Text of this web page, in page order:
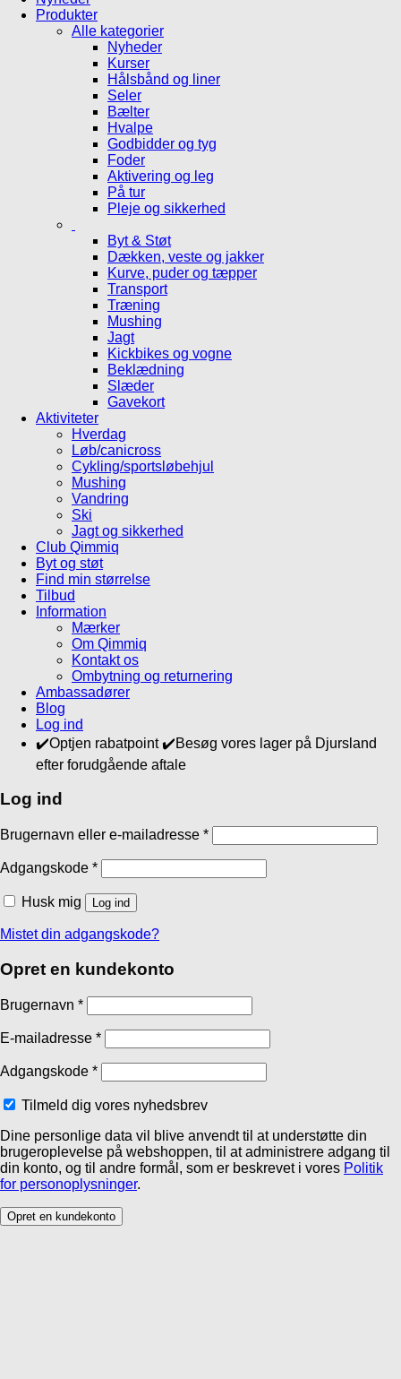
Produkter
Alle kategorier
Nyheder
Kurser
Hålsbånd og liner
Seler
Bælter
Hvalpe
Godbidder og tyg
Foder
Aktivering og leg
På tur
Pleje og sikkerhed
Byt & Støt
Dækken, veste og jakker
Kurve, puder og tæpper
Transport
Træning
Mushing
Jagt
Kickbikes og vogne
Beklædning
Slæder
Gavekort
Aktiviteter
Hverdag
Løb/canicross
Cykling/sportsløbehjul
Mushing
Vandring
Ski
Jagt og sikkerhed
Club Qimmiq
Byt og støt
Find min størrelse
Tilbud
Information
Mærker
Om Qimmiq
Kontakt os
Ombytning og returnering
Ambassadører
Blog
Log ind
✔️Optjen rabatpoint ✔️Besøg vores lager på Djursland
efter forudgående aftale
Log ind
Brugernavn eller e-mailadresse *
Adgangskode *
Husk mig Log ind
Mistet din adgangskode?
Opret en kundekonto
Brugernavn *
E-mailadresse *
Adgangskode *
Tilmeld dig vores nyhedsbrev
Dine personlige data vil blive anvendt til at understøtte din
brugeroplevelse på webshoppen, til at administrere adgang til
din konto, og til andre formål, som er beskrevet i vores Politik
for personoplysninger.
Opret en kundekonto